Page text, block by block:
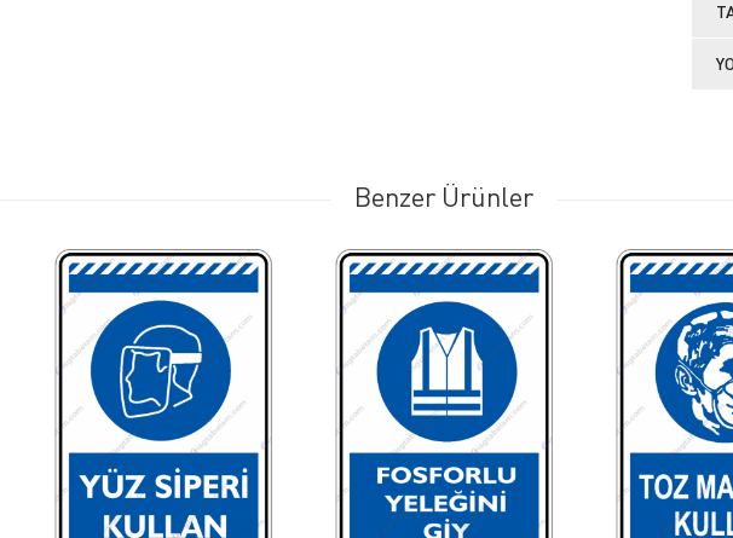
Benzer Ürünler